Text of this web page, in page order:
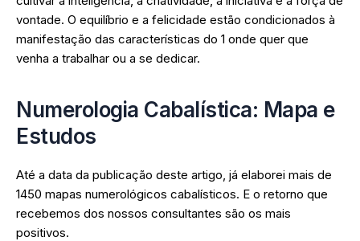
vontade. O equilíbrio e a felicidade estão condicionados à
manifestação das características do 1 onde quer que
venha a trabalhar ou a se dedicar.
Numerologia Cabalística: Mapa e
Estudos
Até a data da publicação deste artigo, já elaborei mais de
1450 mapas numerológicos cabalísticos. E o retorno que
recebemos dos nossos consultantes são os mais
positivos.